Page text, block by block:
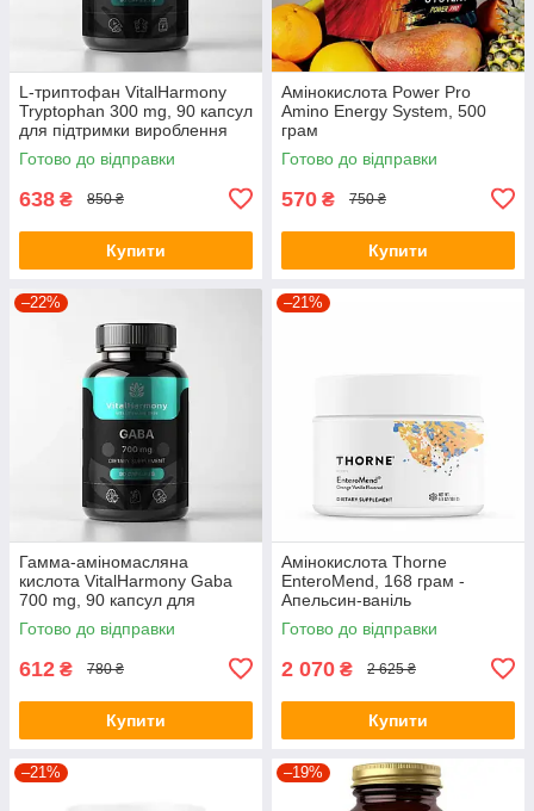
L-триптофан VitalHarmony
Tryptophan 300 mg, 90 капсул
для підтримки вироблення
серотоніну
Готово до відправки
638 ₴ 850 ₴
Купити
Амінокислота Power Pro
Amino Energy System, 500
грам
Готово до відправки
570 ₴ 750 ₴
Купити
–22%
Гамма-аміномасляна
кислота VitalHarmony Gaba
700 mg, 90 капсул для
розслабленню та зниження
стресу
Готово до відправки
612 ₴ 780 ₴
Купити
–21%
Амінокислота Thorne
EnteroMend, 168 грам -
Апельсин-ваніль
Готово до відправки
2 070 ₴ 2 625 ₴
Купити
–21% –19%